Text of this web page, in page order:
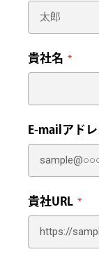
貴社名
E-mailアドレ
貴社URL